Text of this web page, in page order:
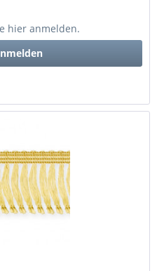
hier anmelden.